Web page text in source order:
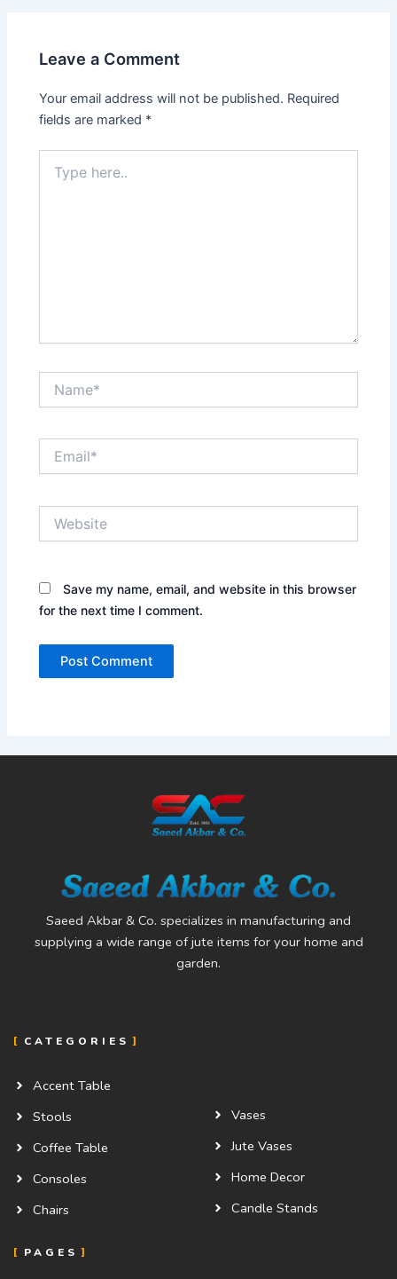
Leave a Comment
Your email address will not be published. Required
fields are marked *
here..
Save my name, email, and website in this browser
for the next time I comment.
Saeed Akbar & Co. specializes in manufacturing and
supplying a wide range of jute items for your home and
garden.
CATEGORIES
Accent Table
Stools
Coffee Table
Consoles
Chairs
Vases
Jute Vases
Home Decor
Candle Stands
PAGES